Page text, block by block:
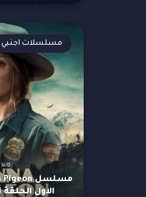
الاول الحلقة 1 مترجمة
مسلسلات اجنبي